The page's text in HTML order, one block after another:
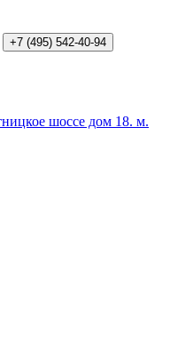
+7 (495) 542-40-94
шоссе дом 18. м.